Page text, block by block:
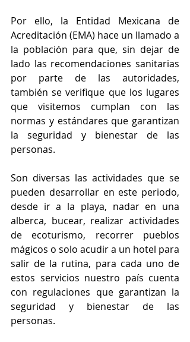
Por ello, la Entidad Mexicana de
Acreditación (EMA) hace un llamado a
la población para que, sin dejar de
lado las recomendaciones sanitarias
por parte de las autoridades,
también se verifique que los lugares
que visitemos cumplan con las
normas y estándares que garantizan
la seguridad y bienestar de las
personas.
Son diversas las actividades que se
pueden desarrollar en este periodo,
desde ir a la playa, nadar en una
alberca, bucear, realizar actividades
de ecoturismo, recorrer pueblos
mágicos o solo acudir a un hotel para
salir de la rutina, para cada uno de
estos servicios nuestro país cuenta
con regulaciones que garantizan la
seguridad y bienestar de las
personas.